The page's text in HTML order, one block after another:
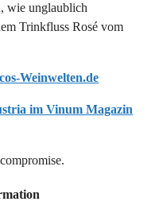
wie unglaublich
Trinkfluss Rosé vom
Weinwelten.de
im Vinum Magazin